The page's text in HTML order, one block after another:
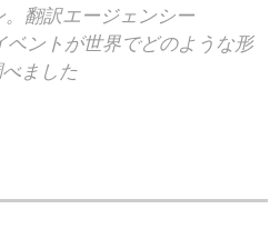
翻訳エージェンシー
ベントが世界でどのような形
ました